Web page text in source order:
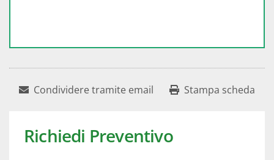
Condividere tramite email Stampa scheda
Richiedi Preventivo